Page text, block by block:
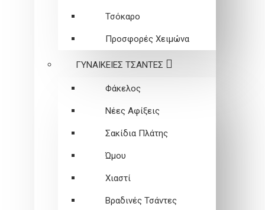
Τσόκαρο
Προσφορές Χειμώνα
ΓΥΝΑΙΚΕΙEΣ ΤΣΑΝΤΕΣ
Φάκελος
Νέες Αφίξεις
Σακίδια Πλάτης
Ώμου
Χιαστί
Βραδινές Τσάντες